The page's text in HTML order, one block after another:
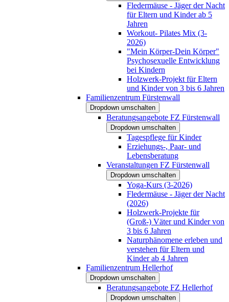
Fledermäuse - Jäger der Nacht
für Eltern und Kinder ab 5
Jahren
Workout- Pilates Mix (3-
2026)
"Mein Körper-Dein Körper"
Psychosexuelle Entwicklung
bei Kindern
Holzwerk-Projekt für Eltern
und Kinder von 3 bis 6 Jahren
Familienzentrum Fürstenwall
Dropdown umschalten
Beratungsangebote FZ Fürstenwall
Dropdown umschalten
Tagespflege für Kinder
Erziehungs-, Paar- und
Lebensberatung
Veranstaltungen FZ Fürstenwall
Dropdown umschalten
Yoga-Kurs (3-2026)
Fledermäuse - Jäger der Nacht
(2026)
Holzwerk-Projekte für
(Groß-) Väter und Kinder von
3 bis 6 Jahren
Naturphänomene erleben und
verstehen für Eltern und
Kinder ab 4 Jahren
Familienzentrum Hellerhof
Dropdown umschalten
Beratungsangebote FZ Hellerhof
Dropdown umschalten